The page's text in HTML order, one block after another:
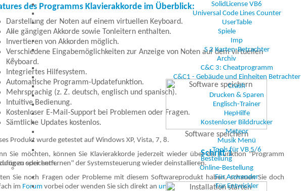
SolidLicense VB6
Universal Code Lines Counter
UserTable
Spiele
Imp
S 2 Karten-Betrachter
Archiv
C&C 3: Cheatprogramm
C&C1 - Gebäude und Einheiten Betrachter
Crash
Drucken & Sparen
Englisch-Trainer
HepHilfe
Kostenloser Bilddrucker
Meteor
Musik Menü
Tools für VB 5/6
Bestellung
Online-Bestellung
Für Anwender
Für Entwickler
des Programms Klavierakkorde im Überblick:
Darstellung der Noten auf einem virtuellen Keyboard.
Alle gängigen Akkorde sowie Tonleitern enthalten.
Invertieren von Akkorden möglich.
Verschiedene Eingabemöglichkeiten zur Anzeige von Noten auf dem virtuellen
Keyboard.
Integriertes Hilfesystem.
Automatische Programm-Updatefunktion.
Mehrsprachig (z. Z. deutsch, englisch und spanisch).
Intuitive Bedienung.
Kostenloser E-Mail-Support bei Problemen oder Fragen.
Sämtliche Updates kostenlos.
Produkt wurde getestet auf Windows XP, Vista, 7, 8.
Sie möchten, können Sie Klavierakkorde jederzeit wieder über die Funktion "Programm
oder entfernen" der Systemsteuerung wieder deinstallieren.
Sie noch Fragen oder Probleme mit diesem Softwareprodukt haben, schauen Sie doch
im Forum vorbei oder wenden Sie sich direkt an uns.
Software speichern
Schritt 1
zu speichern.